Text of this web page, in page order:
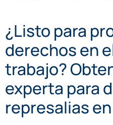
¿Listo para
derechos en
trabajo?
experta para
represalias